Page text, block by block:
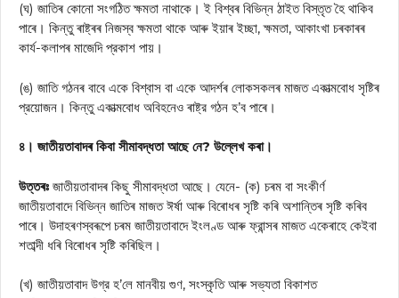
(ঘ) জাতিৰ কোনো সংগঠিত ক্ষমতা নাথাকে। ই বিশ্বৰ বিভিন্ন ঠাইত বিস্তৃত হৈ থাকিব
পাৰে। কিন্তু ৰাষ্ট্ৰৰ নিজস্ব ক্ষমতা থাকে আৰু ইয়াৰ ইচ্ছা, ক্ষমতা, আকাংখা চৰকাৰৰ
কাৰ্য-কলাপৰ মাজেদি প্রকাশ পায়।
(ঙ) জাতি গঠনৰ বাবে একে বিশ্বাস বা একে আদৰ্শৰ লোকসকলৰ মাজত একাত্মবোধ সৃষ্টিৰ
প্রয়োজন। কিন্তু একাত্মবোধ অবিহনেও ৰাষ্ট্র গঠন হ’ব পাৰে।
৪। জাতীয়তাবাদৰ কিবা সীমাবদ্ধতা আছে নে? উল্লেখ কৰা।
উত্তৰঃ জাতীয়তাবাদৰ কিছু সীমাবদ্ধতা আছে। যেনে- (ক) চৰম বা সংকীর্ণ
জাতীয়তাবাদে বিভিন্ন জাতিৰ মাজত ঈর্ষা আৰু বিৰোধৰ সৃষ্টি কৰি অশান্তিৰ সৃষ্টি কৰিব
পাৰে। উদাহৰণস্বৰূপে চৰম জাতীয়তাবাদে ইংলণ্ড আৰু ফ্রান্সৰ মাজত একেৰাহে কেইবা
শতাব্দী ধৰি বিৰোধৰ সৃষ্টি কৰিছিল।
(খ) জাতীয়তাবাদ উগ্র হ’লে মানবীয় গুণ, সংস্কৃতি আৰু সভ্যতা বিকাশত